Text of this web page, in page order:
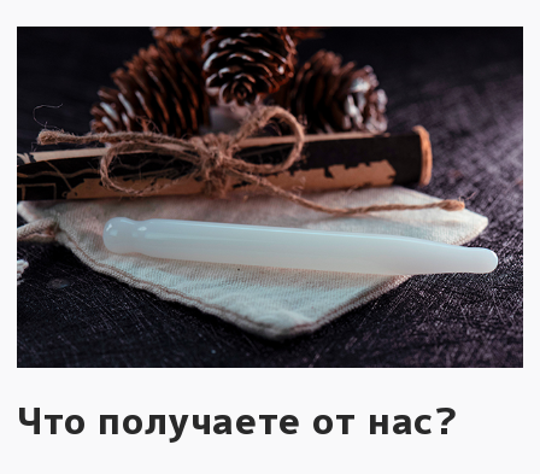
Что получаете от нас?